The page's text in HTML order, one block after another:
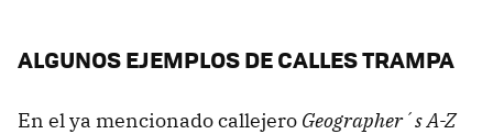
ALGUNOSEJEMPLOSDECALLESTRAMPA
En el ya mencionado callejero Geographer´sA-Z